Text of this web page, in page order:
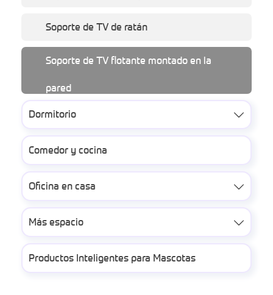
Soporte de TV de ratán
Soporte de TV flotante montado en la
pared
Dormitorio 
Comedor y cocina
Oficina en casa 
Más espacio 
Productos Inteligentes para Mascotas